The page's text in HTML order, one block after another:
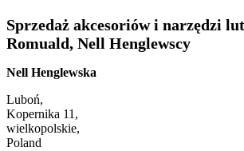
Sprzedaż akcesoriów i narzędzi
Romuald, Nell Henglewscy
Nell Henglewska
Luboń,
Kopernika 11,
wielkopolskie,
Poland